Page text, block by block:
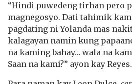
“Hindi puwedeng tirhan pero
magnegosyo. Dati tahimik
pagdating ni Yolanda mas
kalagayan namin kung
na kaming bahay… wala na
Saan na kami?” ayon kay Reyes.